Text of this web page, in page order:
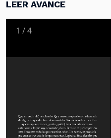
LEER AVANCE
1 /4